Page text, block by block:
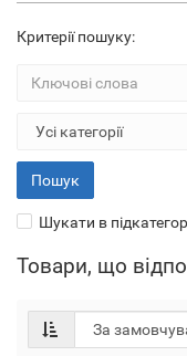
Критерії пошуку:
Шукати в
Товари, що